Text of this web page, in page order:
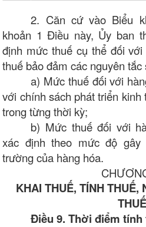
2. Căn cứ vào Biểu
khoản 1 Điều này, Ủy ban
định mức thuế cụ thể đối
thuế bảo đảm các nguyên tắc
a) Mức thuế đối với
với chính sách phát triển
trong từng thời kỳ;
b) Mức thuế đối với
xác định theo mức độ
trường của hàng hóa.
KHAI THUẾ, TÍNH THUẾ,
THUẾ
Điều 9. Thời điểm tính